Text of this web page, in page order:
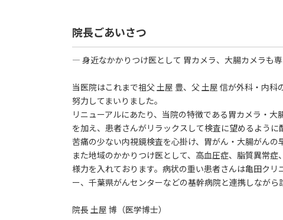
院長ごあいさつ
― 身近なかかりつけ医として 胃カメラ、大腸カメラも
当医院はこれまで祖父 土屋 豊、父 土屋 信が外科・内
努力してまいりました。
リニューアルにあたり、当院の特徴である胃カメラ・
を加え、患者さんがリラックスして検査に望めるように
苦痛の少ない内視鏡検査を心掛け、胃がん・大腸がんの
また地域のかかりつけ医として、高血圧症、脂質異常
様力を入れております。病状の重い患者さんは亀田ク
ー、千葉県がんセンターなどの基幹病院と連携しながら
院長 土屋 博（医学博士）